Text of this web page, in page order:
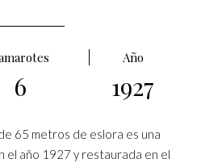
Año
6 1927
65 metros de eslora es una
el año 1927 y restaurada en el